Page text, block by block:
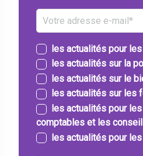
les actualités pour
les actualités sur la
les actualités sur le
les actualités sur les
les actualités pour
comptables et les
les actualités pour